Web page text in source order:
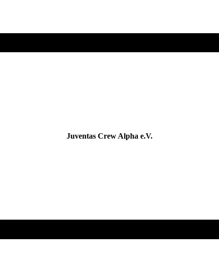
Juventas Crew Alpha e.V.